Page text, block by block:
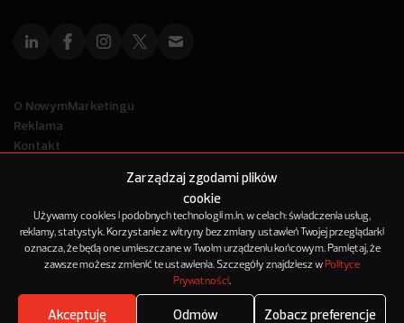
Zarządzaj zgodami plików
cookie
Używamy cookies i podobnych technologii m.in. w celach: świadczenia usług,
reklamy, statystyk. Korzystanie z witryny bez zmiany ustawień Twojej przeglądarki
oznacza, że będą one umieszczane w Twoim urządzeniu końcowym. Pamiętaj, że
zawsze możesz zmienić te ustawienia. Szczegóły znajdziesz w Polityce
Prywatności.
Akceptuję Odmów Zobacz preferencje
O NowymMarketingu
Reklama
Kontakt
© 2012-2025
NowyMarketing jest marką 143Media Sp. z o.o.